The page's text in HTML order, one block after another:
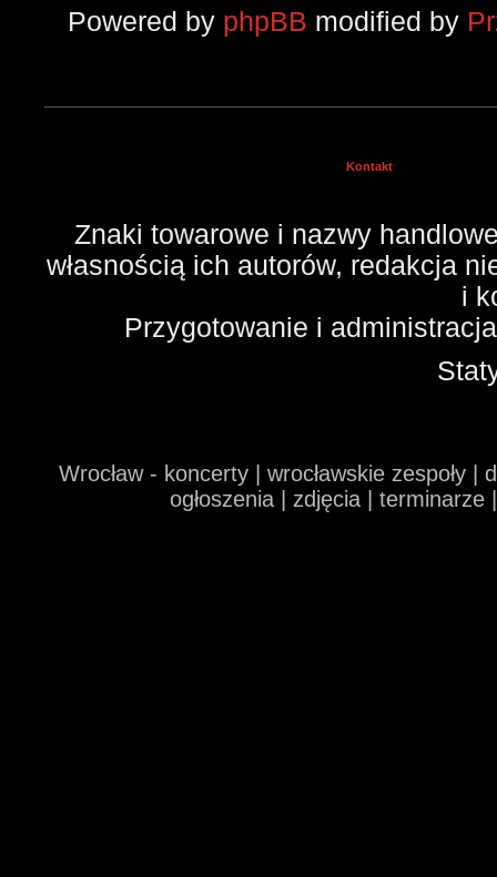
Powered by phpBB modified by
Kontakt
Znaki towarowe i nazwy
własnością ich autorów, redakcja
i
Przygotowanie i
Wrocław - koncerty | wrocławskie zespoły
ogłoszenia | zdjęcia |